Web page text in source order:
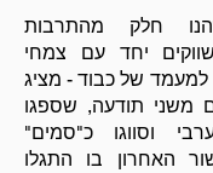
חלק מהתרבות
יחד עם צמחי
למעמד של כבוד - מציג
משני תודעה, שספגו
וסווגו כ"סמים"
האחרון בו התגלו